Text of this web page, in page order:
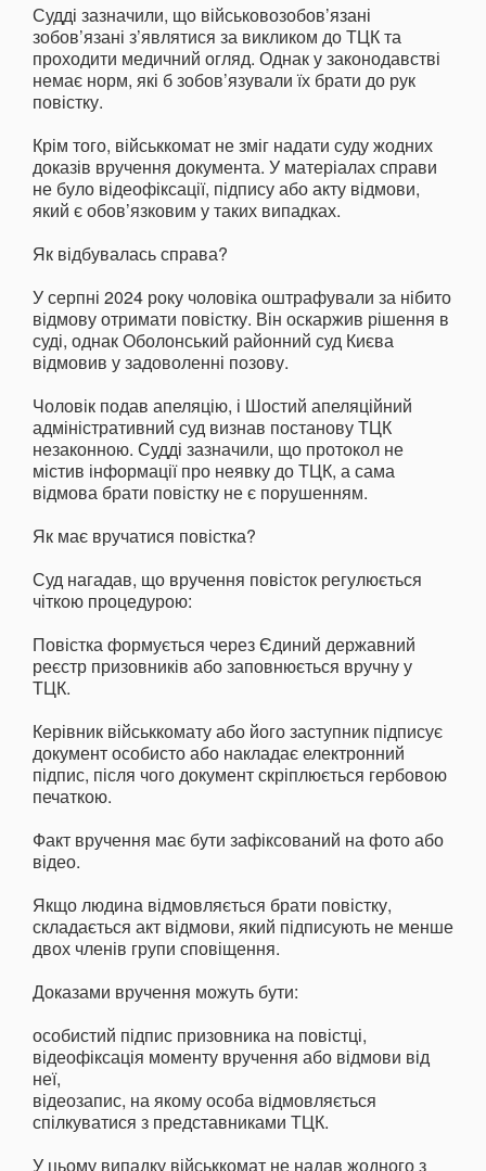
Судді зазначили, що військовозобов’язані
зобов’язані з’являтися за викликом до ТЦК та
проходити медичний огляд. Однак у законодавстві
немає норм, які б зобов’язували їх брати до рук
повістку.
Крім того, військкомат не зміг надати суду жодних
доказів вручення документа. У матеріалах справи
не було відеофіксації, підпису або акту відмови,
який є обов’язковим у таких випадках.
Як відбувалась справа?
У серпні 2024 року чоловіка оштрафували за нібито
відмову отримати повістку. Він оскаржив рішення в
суді, однак Оболонський районний суд Києва
відмовив у задоволенні позову.
Чоловік подав апеляцію, і Шостий апеляційний
адміністративний суд визнав постанову ТЦК
незаконною. Судді зазначили, що протокол не
містив інформації про неявку до ТЦК, а сама
відмова брати повістку не є порушенням.
Як має вручатися повістка?
Суд нагадав, що вручення повісток регулюється
чіткою процедурою:
Повістка формується через Єдиний державний
реєстр призовників або заповнюється вручну у
ТЦК.
Керівник військкомату або його заступник підписує
документ особисто або накладає електронний
підпис, після чого документ скріплюється гербовою
печаткою.
Факт вручення має бути зафіксований на фото або
відео.
Якщо людина відмовляється брати повістку,
складається акт відмови, який підписують не менше
двох членів групи сповіщення.
Доказами вручення можуть бути:
особистий підпис призовника на повістці,
відеофіксація моменту вручення або відмови від
неї,
відеозапис, на якому особа відмовляється
спілкуватися з представниками ТЦК.
У цьому випадку військкомат не надав жодного з